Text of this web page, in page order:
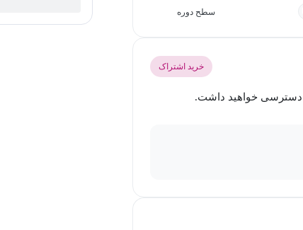
سطح دوره
خرید اشتراک